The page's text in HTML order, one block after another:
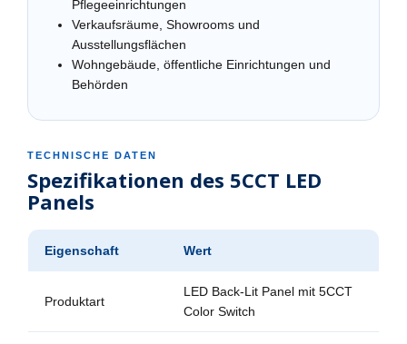
Pflegeeinrichtungen
Verkaufsräume, Showrooms und
Ausstellungsflächen
Wohngebäude, öffentliche Einrichtungen und
Behörden
TECHNISCHE DATEN
Spezifikationen des 5CCT LED
Panels
Eigenschaft Wert
Produktart
LED Back-Lit Panel mit 5CCT
Color Switch